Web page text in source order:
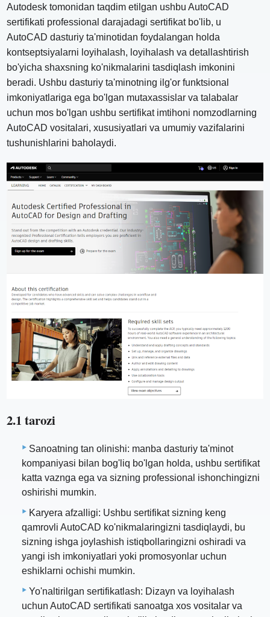
Autodesk tomonidan taqdim etilgan ushbu AutoCAD
sertifikati professional darajadagi sertifikat bo'lib, u
AutoCAD dasturiy ta'minotidan foydalangan holda
kontseptsiyalarni loyihalash, loyihalash va detallashtirish
bo'yicha shaxsning ko'nikmalarini tasdiqlash imkonini
beradi. Ushbu dasturiy ta'minotning ilg'or funktsional
imkoniyatlariga ega bo'lgan mutaxassislar va talabalar
uchun mos bo'lgan ushbu sertifikat imtihoni nomzodlarning
AutoCAD vositalari, xususiyatlari va umumiy vazifalarini
tushunishlarini baholaydi.
2.1 tarozi
Sanoatning tan olinishi: manba dasturiy ta'minot
kompaniyasi bilan bog'liq bo'lgan holda, ushbu sertifikat
katta vaznga ega va sizning professional ishonchingizni
oshirishi mumkin.
Karyera afzalligi: Ushbu sertifikat sizning keng
qamrovli AutoCAD ko'nikmalaringizni tasdiqlaydi, bu
sizning ishga joylashish istiqbollaringizni oshiradi va
yangi ish imkoniyatlari yoki promosyonlar uchun
eshiklarni ochishi mumkin.
Yo'naltirilgan sertifikatlash: Dizayn va loyihalash
uchun AutoCAD sertifikati sanoatga xos vositalar va